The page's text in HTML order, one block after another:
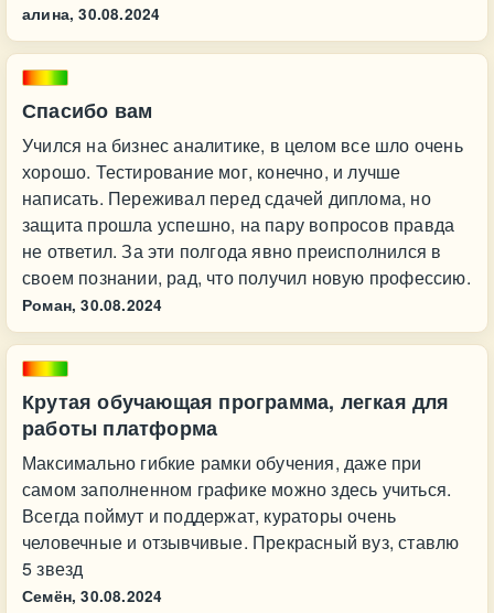
алина, 30.08.2024
Спасибо вам
Учился на бизнес аналитике, в целом все шло очень
хорошо. Тестирование мог, конечно, и лучше
написать. Переживал перед сдачей диплома, но
защита прошла успешно, на пару вопросов правда
не ответил. За эти полгода явно преисполнился в
своем познании, рад, что получил новую профессию.
Роман, 30.08.2024
Крутая обучающая программа, легкая для
работы платформа
Максимально гибкие рамки обучения, даже при
самом заполненном графике можно здесь учиться.
Всегда поймут и поддержат, кураторы очень
человечные и отзывчивые. Прекрасный вуз, ставлю
5 звезд
Семён, 30.08.2024